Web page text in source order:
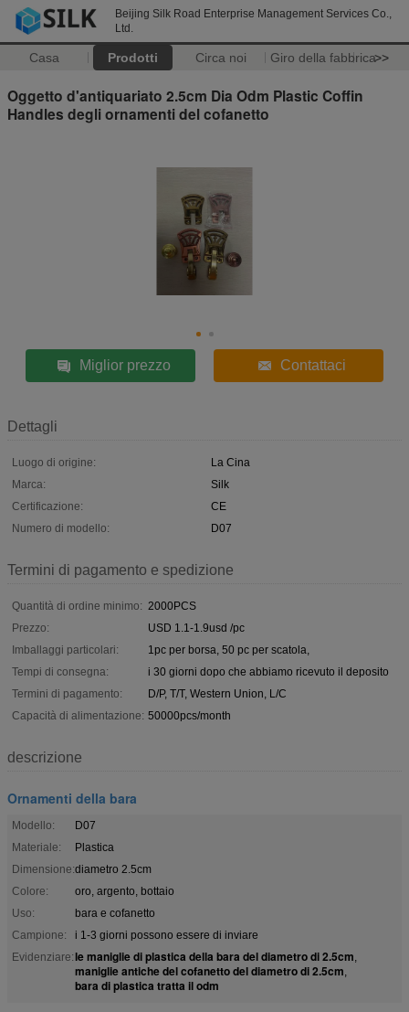
Beijing Silk Road Enterprise Management Services Co.,
Ltd.
Casa Prodotti Circa noi Giro della fabbrica>>
Oggetto d'antiquariato 2.5cm Dia Odm Plastic Coffin
Handles degli ornamenti del cofanetto
Miglior prezzo Contattaci
Dettagli
Luogo di origine:
La Cina
Marca:
Silk
Certificazione:
CE
Numero di modello:
D07
Termini di pagamento e spedizione
Quantità di ordine minimo: 2000PCS
Prezzo:
USD 1.1-1.9usd /pc
Imballaggi particolari:
1pc per borsa, 50 pc per scatola,
Tempi di consegna:
i 30 giorni dopo che abbiamo ricevuto il deposito
Termini di pagamento:
D/P, T/T, Western Union, L/C
Capacità di alimentazione: 50000pcs/month
descrizione
Ornamenti della bara
Modello:
D07
Materiale:
Plastica
Dimensione:diametro 2.5cm
Colore:
oro, argento, bottaio
Uso:
bara e cofanetto
Campione:
i 1-3 giorni possono essere di inviare
Evidenziare:le maniglie di plastica della bara del diametro di 2.5cm,
maniglie antiche del cofanetto del diametro di 2.5cm,
bara di plastica tratta il odm